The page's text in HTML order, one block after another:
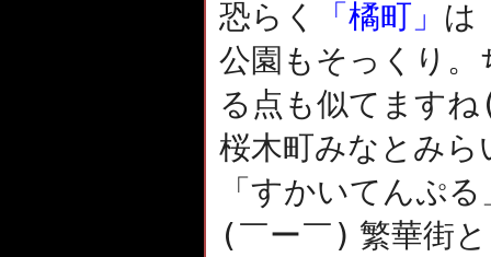
恐らく 「橘町」 は
公園もそっくり
る点も似てますね
桜木町みなとみ
「すかいてんぷ
(￣ー￣) 繁華街